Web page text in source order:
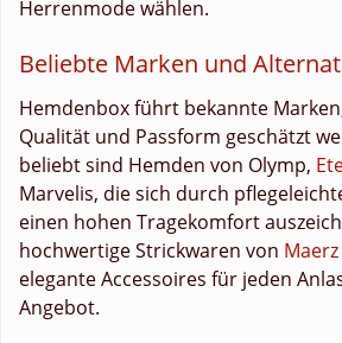
Herrenmode wählen.
Beliebte Marken und
Hemdenbox führt bekannte
Qualität und Passform geschätzt
beliebt sind Hemden von Olymp,
Marvelis, die sich durch
einen hohen Tragekomfort
hochwertige Strickwaren von Maerz
elegante Accessoires für jeden
Angebot.